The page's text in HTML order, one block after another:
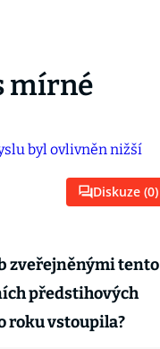
mírné
Diskuze (0)
zveřejněnými tento
předstihových
roku vstoupila?